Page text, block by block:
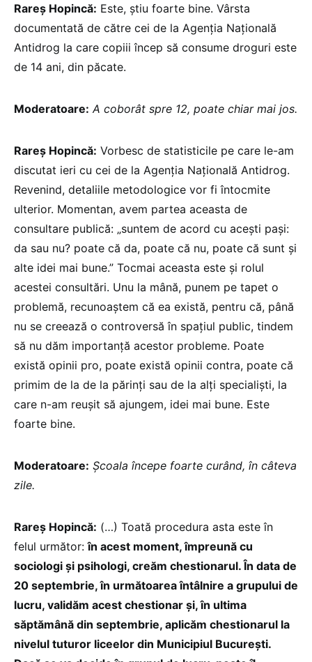
Rareș Hopincă: Este, știu foarte bine. Vârsta
documentată de către cei de la Agenția Națională
Antidrog la care copiii încep să consume droguri este
de 14 ani, din păcate.
Moderatoare: A coborât spre 12, poate chiar mai jos.
Rareș Hopincă: Vorbesc de statisticile pe care le-am
discutat ieri cu cei de la Agenția Națională Antidrog.
Revenind, detaliile metodologice vor fi întocmite
ulterior. Momentan, avem partea aceasta de
consultare publică: „suntem de acord cu acești pași:
da sau nu? poate că da, poate că nu, poate că sunt și
alte idei mai bune.” Tocmai aceasta este și rolul
acestei consultări. Unu la mână, punem pe tapet o
problemă, recunoaștem că ea există, pentru că, până
nu se creează o controversă în spațiul public, tindem
să nu dăm importanță acestor probleme. Poate
există opinii pro, poate există opinii contra, poate că
primim de la de la părinți sau de la alți specialiști, la
care n-am reușit să ajungem, idei mai bune. Este
foarte bine.
Moderatoare: Școala începe foarte curând, în câteva
zile.
Rareș Hopincă: (…) Toată procedura asta este în
felul următor:în acest moment, împreună cu
sociologi și psihologi, creăm chestionarul. În data de
20 septembrie, în următoarea întâlnire a grupului de
lucru, validăm acest chestionar și, în ultima
săptămână din septembrie, aplicăm chestionarul la
nivelul tuturor liceelor din Municipiul București.